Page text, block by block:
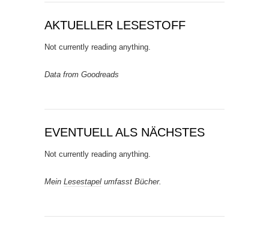
AKTUELLER LESESTOFF
Not currently reading anything.
Data from Goodreads
EVENTUELL ALS NÄCHSTES
Not currently reading anything.
Mein Lesestapel umfasst Bücher.